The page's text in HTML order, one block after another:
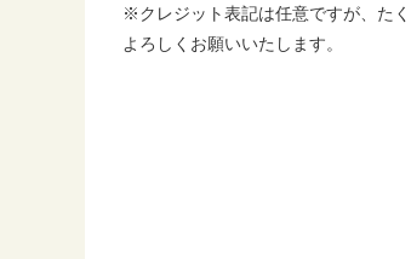
※クレジット表記は任意ですが、た
よろしくお願いいたします。